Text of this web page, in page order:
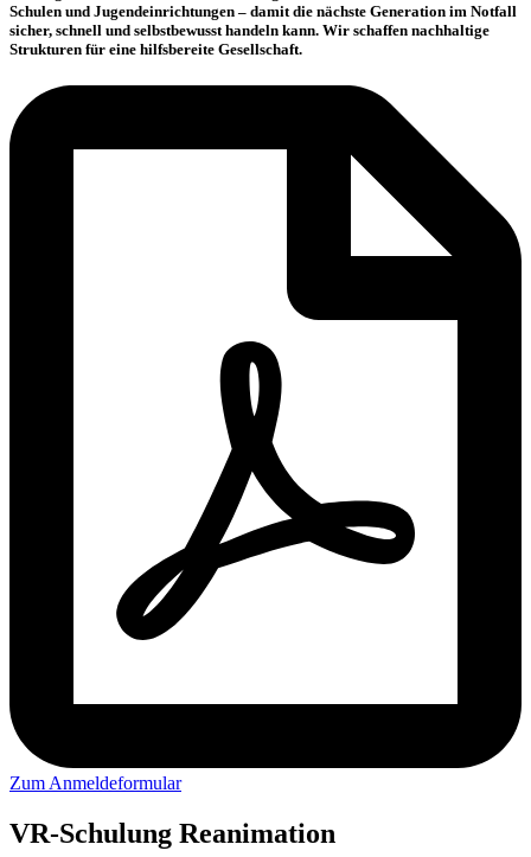
Schulen und Jugendeinrichtungen – damit die nächste Generation im Notfall
sicher, schnell und selbstbewusst handeln kann. Wir schaffen nachhaltige
Strukturen für eine hilfsbereite Gesellschaft.
Zum Anmeldeformular
VR-Schulung Reanimation